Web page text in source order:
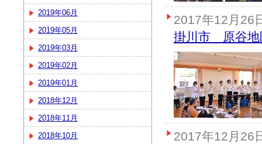
2019年06月
2019年05月
2019年03月
2019年02月
2019年01月
2018年12月
2018年11月
2018年10月
2017年12月26
掛川市 原谷地
2017年12月26